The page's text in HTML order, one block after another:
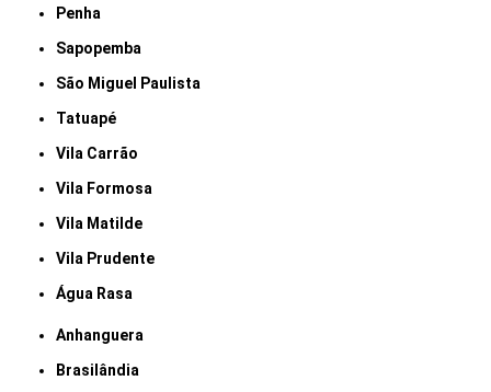
Penha
Sapopemba
São Miguel Paulista
Tatuapé
Vila Carrão
Vila Formosa
Vila Matilde
Vila Prudente
Água Rasa
Anhanguera
Brasilândia